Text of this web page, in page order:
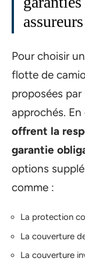
assureurs
Pour choisir
flotte de
proposées
approchés. En
offrent la
garantie
options
comme :
La protection
La couverture
La couverture